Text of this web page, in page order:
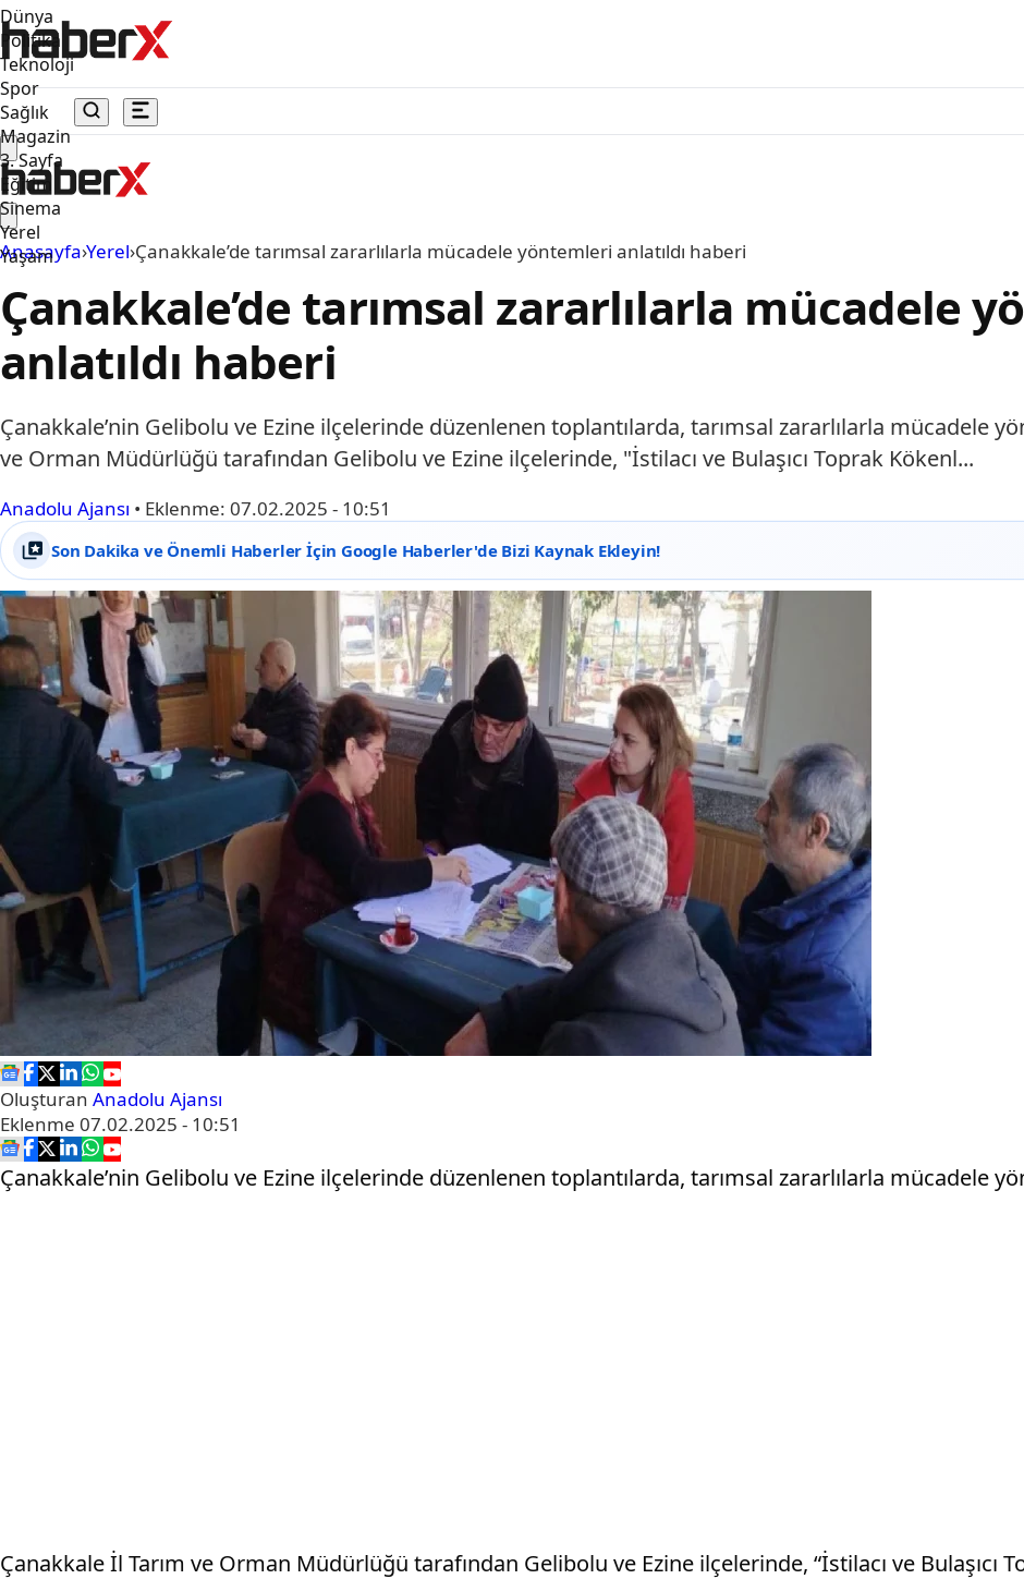
Dünya
Politika
Teknoloji
Spor
Sağlık
Magazin
3. Sayfa
Eğitim
Sinema
Yerel
Yaşam
Anasayfa›Yerel›Çanakkale’de tarımsal zararlılarla mücadele yöntemleri anlatıldı haberi
Çanakkale’de tarımsal zararlılarla mücadele
anlatıldı haberi
Çanakkale’nin Gelibolu ve Ezine ilçelerinde düzenlenen toplantılarda, tarımsal zararlılarla mücadele
ve Orman Müdürlüğü tarafından Gelibolu ve Ezine ilçelerinde, "İstilacı ve Bulaşıcı Toprak Kökenl...
Anadolu Ajansı • Eklenme: 07.02.2025 - 10:51
Son Dakika ve Önemli Haberler İçin Google Haberler'de Bizi Kaynak Ekleyin!
Oluşturan Anadolu Ajansı
Eklenme 07.02.2025 - 10:51
Çanakkale’nin Gelibolu ve Ezine ilçelerinde düzenlenen toplantılarda, tarımsal zararlılarla mücadele
Çanakkale İl Tarım ve Orman Müdürlüğü tarafından Gelibolu ve Ezine ilçelerinde, “İstilacı ve Bulaşıcı